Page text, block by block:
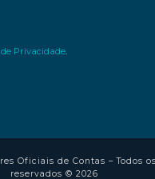
Privacidade.
Oficiais de Contas – Todos
reservados © 2026